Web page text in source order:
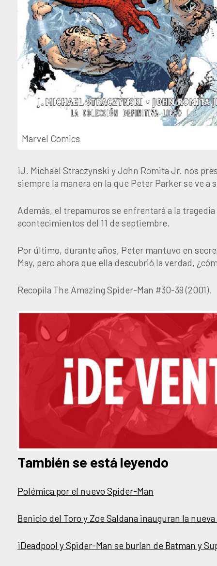
Marvel Comics
¡J. Michael Straczynski y John Romita Jr. nos
siempre la manera en la que Peter Parker se ve
Además, el trepamuros se enfrentará a la
acontecimientos del 11 de septiembre.
Por último, durante años, Peter mantuvo en
May, pero ahora que ella descubrió la verdad,
Recopila The Amazing Spider-Man #30-39 (2001).
También se está leyendo
Polémica por el nuevo Spider-Man
Benicio del Toro y Zoe Saldana inauguran la
¡Deadpool y Spider-Man se burlan de Batman y